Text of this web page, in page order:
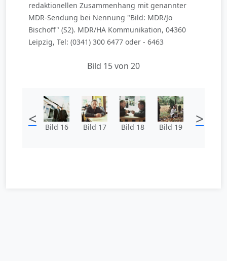
redaktionellen Zusammenhang mit genannter
MDR-Sendung bei Nennung "Bild: MDR/Jo
Bischoff" (S2). MDR/HA Kommunikation, 04360
Leipzig, Tel: (0341) 300 6477 oder - 6463
Bild 15 von 20
< Bild 16 Bild 17 Bild 18 Bild 19 >